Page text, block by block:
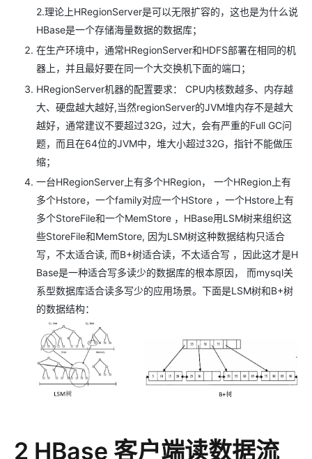
2.理论上HRegionServer是可以无限扩容的，这也是为什么说
HBase是一个存储海量数据的数据库；
在生产环境中，通常HRegionServer和HDFS部署在相同的机
器上，并且最好要在同一个大交换机下面的端口；
HRegionServer机器的配置要求： CPU内核数越多、内存越
大、硬盘越大越好,当然regionServer的JVM堆内存不是越大
越好，通常建议不要超过32G，过大，会有严重的Full GC问
题，而且在64位的JVM中，堆大小超过32G，指针不能做压
缩；
一台HRegionServer上有多个HRegion， 一个HRegion上有
多个Hstore，一个family对应一个HStore ，一个Hstore上有
多个StoreFile和一个MemStore ，HBase用LSM树来组织这
些StoreFile和MemStore, 因为LSM树这种数据结构只适合
写，不太适合读, 而B+树适合读，不太适合写 ，因此这才是H
Base是一种适合写多读少的数据库的根本原因， 而mysql关
系型数据库适合读多写少的应用场景。下面是LSM树和B+树
的数据结构：
2 HBase 客户端读数据流